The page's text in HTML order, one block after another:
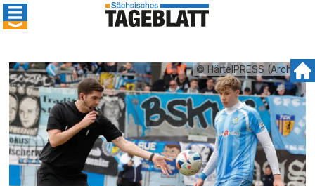
© HärtelPRESS (Archiv)